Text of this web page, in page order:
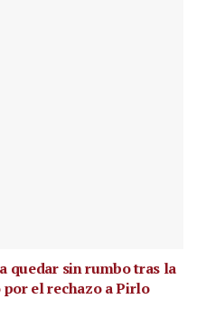
quedar sin rumbo tras la
el rechazo a Pirlo